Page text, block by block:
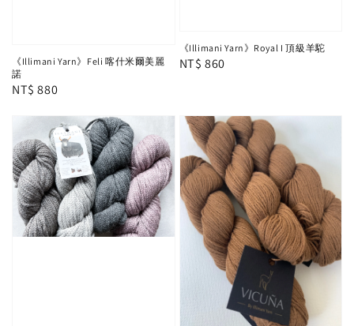
《Illimani Yarn》Feli 喀什米爾美麗
諾
Regular
NT$ 880
《Illimani Yarn》Royal I 頂級羊駝
Regular
NT$ 860